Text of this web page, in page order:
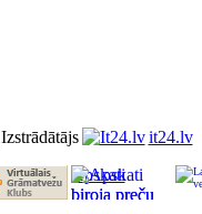
Izstrādātājs
it24.lv
Apskati
biroja preču